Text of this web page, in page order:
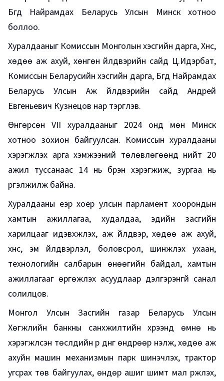
Бүгд Найрамдах Беларусь Улсын Минск хотноо
боллоо.
Хуралдааныг Комиссын Монголын хэсгийн дарга, Хүнс,
хөдөө аж ахуй, хөнгөн үйлдвэрийн сайд Ц.Идэрбат,
Комиссын Беларусийн хэсгийн дарга, Бүгд Найрамдах
Беларусь Улсын Аж үйлдвэрийн сайд Андрей
Евгеньевич Кузнецов нар тэргүүлэв.
Өнгөрсөн VII хуралдааныг 2024 онд мөн Минск
хотноо зохион байгуулсан. Комиссын хуралдааны
хэрэгжүүлэх арга хэмжээний төлөвлөгөөнд нийт 20
ажил туссанаас 14 нь бүрэн хэрэгжиж, зургаа нь
үргэлжилж байна.
Хуралдааны үеэр хоёр улсын парламент хоорондын
хамтын ажиллагаа, худалдаа, эдийн засгийн
харилцааг идэвхжүүлэх, аж үйлдвэр, хөдөө аж ахуй,
хүнс, эм үйлдвэрлэл, боловсрол, шинжлэх ухаан,
технологийн салбарын өнөөгийн байдал, хамтын
ажиллагааг өргөжүүлэх асуудлаар дэлгэрэнгүй санал
солилцов.
Монгол Улсын Засгийн газар Беларусь Улсын
Хөгжлийн банкны санхүүжилтийн хүрээнд өмнө нь
хэрэгжүүлсэн төслүүдийн үр дүнг өндрөөр үнэлж, хөдөө аж
ахуйн машин механизмын парк шинэчлэх, трактор
угсрах төв байгуулах, өндөр ашиг шимт мал үржүүлэх,